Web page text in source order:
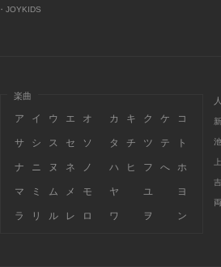
・JOYKIDS
楽曲
ア イ ウ エ オ カ キ ク ケ コ
サ シ ス セ ソ タ チ ツ テ ト
ナ ニ ヌ ネ ノ ハ ヒ フ へ ホ
マ ミ ム メ モ ヤ ユ ヨ
ラ リ ル レ ロ ワ ヲ ン